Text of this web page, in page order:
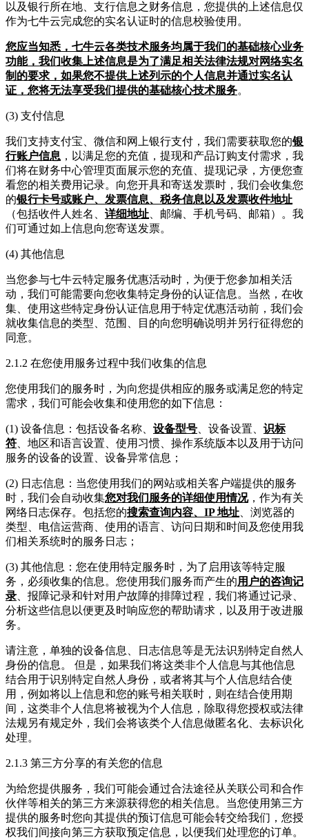
以及银行所在地、支行信息之财务信息，您提供的上述信息仅
作为七牛云完成您的实名认证时的信息校验使用。
您应当知悉，七牛云各类技术服务均属于我们的基础核心业务
功能，我们收集上述信息是为了满足相关法律法规对网络实名
制的要求，如果您不提供上述列示的个人信息并通过实名认
证，您将无法享受我们提供的基础核心技术服务。
(3) 支付信息
我们支持支付宝、微信和网上银行支付，我们需要获取您的银
行账户信息 ，以满足您的充值，提现和产品订购支付需求，我
们将在财务中心管理页面展示您的充值、提现记录，方便您查
看您的相关费用记录。向您开具和寄送发票时，我们会收集您
的银行卡号或账户、发票信息、税务信息以及发票收件地址
（包括收件人姓名、 详细地址、邮编、手机号码、邮箱）。我
们可通过如上信息向您寄送发票。
(4) 其他信息
当您参与七牛云特定服务优惠活动时，为便于您参加相关活
动，我们可能需要向您收集特定身份的认证信息。当然，在收
集、使用这些特定身份认证信息用于特定优惠活动前，我们会
就收集信息的类型、范围、目的向您明确说明并另行征得您的
同意。
2.1.2 在您使用服务过程中我们收集的信息
您使用我们的服务时，为向您提供相应的服务或满足您的特定
需求，我们可能会收集和使用您的如下信息：
(1) 设备信息：包括设备名称、 设备型号、设备设置、 识标
符、地区和语言设置、使用习惯、操作系统版本以及用于访问
服务的设备的设置、设备异常信息；
(2) 日志信息：当您使用我们的网站或相关客户端提供的服务
时，我们会自动收集您对我们服务的详细使用情况，作为有关
网络日志保存。包括您的搜索查询内容、IP 地址、浏览器的
类型、电信运营商、使用的语言、访问日期和时间及您使用我
们相关系统时的服务日志；
(3) 其他信息：您在使用特定服务时，为了启用该等特定服
务，必须收集的信息。您使用我们服务而产生的用户的咨询记
录、报障记录和针对用户故障的排障过程，我们将通过记录、
分析这些信息以便更及时响应您的帮助请求，以及用于改进服
务。
请注意，单独的设备信息、日志信息等是无法识别特定自然人
身份的信息。 但是，如果我们将这类非个人信息与其他信息
结合用于识别特定自然人身份，或者将其与个人信息结合使
用，例如将以上信息和您的账号相关联时，则在结合使用期
间，这类非个人信息将被视为个人信息，除取得您授权或法律
法规另有规定外，我们会将该类个人信息做匿名化、去标识化
处理。
2.1.3 第三方分享的有关您的信息
为给您提供服务，我们可能会通过合法途径从关联公司和合作
伙伴等相关的第三方来源获得您的相关信息。当您使用第三方
提供的服务时您向其提供的预订信息可能会转交给我们，您授
权我们间接向第三方获取预定信息，以便我们处理您的订单。